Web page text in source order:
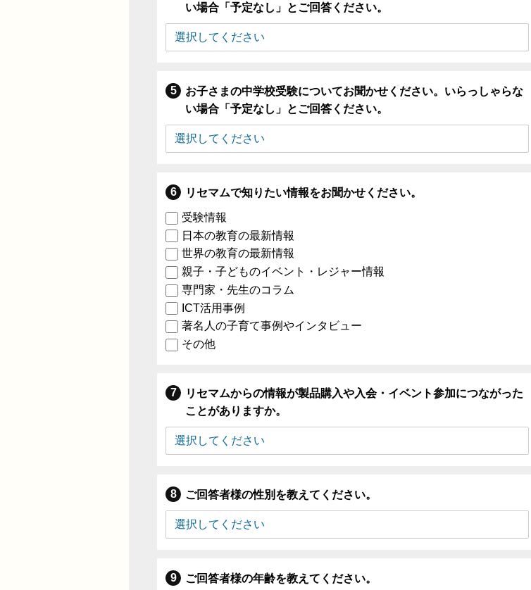
い場合「予定なし」とご回答ください。
お子さまの中学校受験についてお聞かせください。いらっしゃらな
い場合「予定なし」とご回答ください。
リセマムで知りたい情報をお聞かせください。
受験情報
日本の教育の最新情報
世界の教育の最新情報
親子・子どものイベント・レジャー情報
専門家・先生のコラム
ICT活用事例
著名人の子育て事例やインタビュー
その他
リセマムからの情報が製品購入や入会・イベント参加につながった
ことがありますか。
ご回答者様の性別を教えてください。
ご回答者様の年齢を教えてください。